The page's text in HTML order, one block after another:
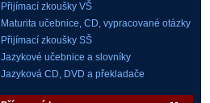
Přijímací zkoušky VŠ
Maturita učebnice, CD, vypracované otázky
Přijímací zkoušky SŠ
Jazykové učebnice a slovníky
Jazyková CD, DVD a překladače